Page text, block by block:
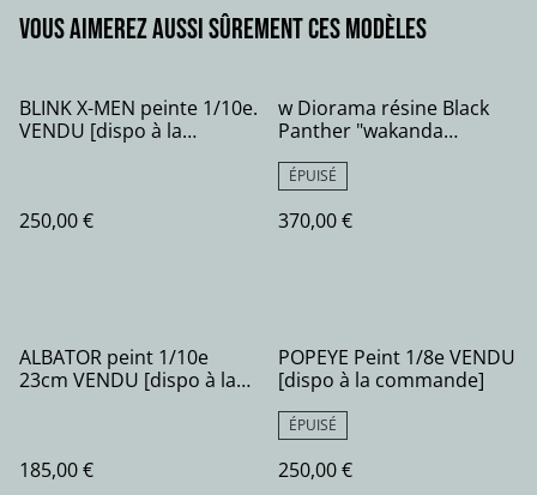
Vous aimerez aussi sûrement ces modèles
BLINK X-MEN peinte 1/10e.
VENDU [dispo à la
250,00 €
w Diorama résine Black
Panther "wakanda
ÉPUISÉ
370,00 €
ALBATOR peint 1/10e
23cm VENDU [dispo à la
185,00 €
POPEYE Peint 1/8e VENDU
[dispo à la commande]
ÉPUISÉ
250,00 €